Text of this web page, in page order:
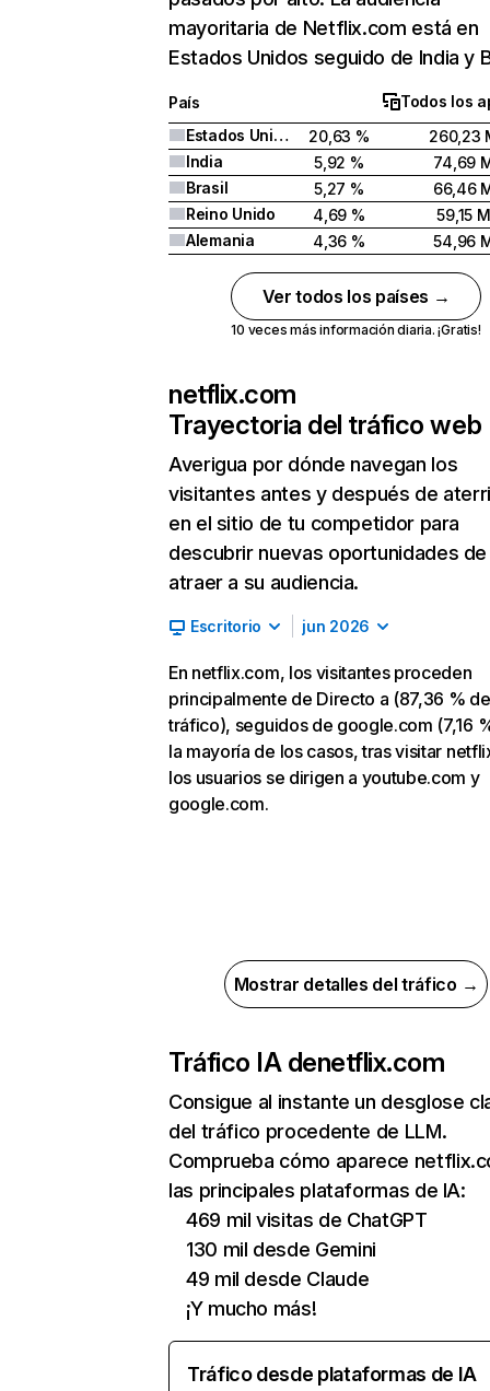
mayoritaria de Netflix.com está en
Estados Unidos seguido de India y
País
Todos los
Estados Unidos
20,63 %
260,23
India
5,92 %
74,69
Brasil
5,27 %
66,46
Reino Unido
4,69 %
59,15 M
Alemania
4,36 % 54,96
Ver todos los países →
10 veces más información diaria. ¡Gratis!
netflix.com
Trayectoria del tráfico web
Averigua por dónde navegan los
visitantes antes y después de
en el sitio de tu competidor para
descubrir nuevas oportunidades de
atraer a su audiencia.
Escritorio jun 2026
En netflix.com, los visitantes proceden
principalmente de Directo a (87,36 % de
tráfico), seguidos de google.com (7,16
la mayoría de los casos, tras visitar
los usuarios se dirigen a youtube.com y
google.com.
Mostrar detalles del tráfico →
Tráfico IA denetflix.com
Consigue al instante un desglose
del tráfico procedente de LLM.
Comprueba cómo aparece
las principales plataformas de IA:
469 mil visitas de ChatGPT
130 mil desde Gemini
49 mil desde Claude
¡Y mucho más!
Tráfico desde plataformas de IA